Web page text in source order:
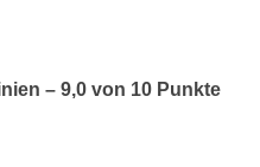
– 9,0 von 10 Punkte